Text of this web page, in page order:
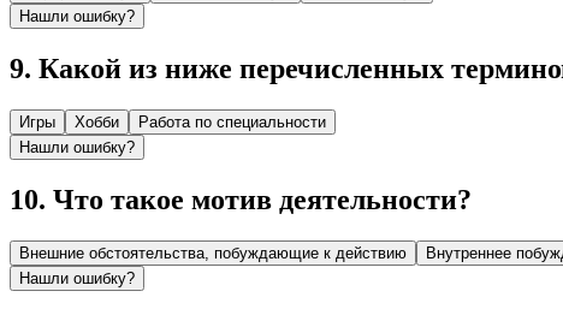
Нашли ошибку?
9. Какой из ниже перечисленных
Игры Хобби
Работа по специальности
Нашли ошибку?
10. Что такое мотив деятельности?
Внешние обстоятельства, побуждающие к действию
Внутреннее
Нашли ошибку?